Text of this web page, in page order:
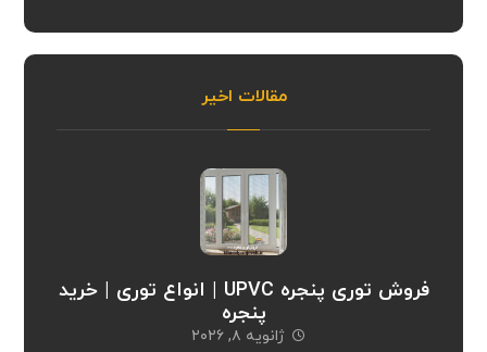
مقالات اخیر
فروش توری پنجره UPVC | انواع توری | خرید
پنجره
ژانویه ۸, ۲۰۲۶